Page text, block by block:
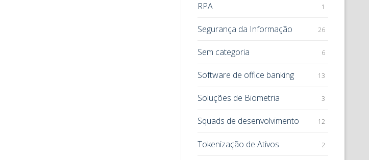
RPA 1
Segurança da Informação 26
Sem categoria 6
Software de office banking 13
Soluções de Biometria 3
Squads de desenvolvimento 12
Tokenização de Ativos 2